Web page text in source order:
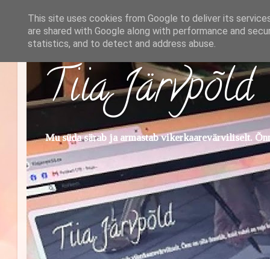
Tiia Järvpõld
Mu süda särab ja armastab vikerkaarevärviliselt.
This site uses cookies from Google to deliver its
are shared with Google along with performance and
statistics, and to detect and address abuse.